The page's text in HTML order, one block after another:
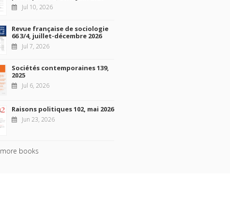
Jul 10, 2026
Revue française de sociologie
66 3/4, juillet-décembre 2026
Jul 7, 2026
Sociétés contemporaines 139,
2025
Jul 6, 2026
Raisons politiques 102, mai 2026
Jun 23, 2026
more books